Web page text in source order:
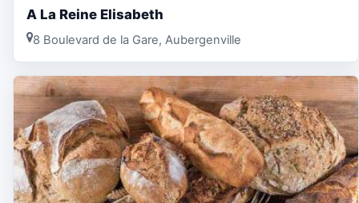
A La Reine Elisabeth
8 Boulevard de la Gare, Aubergenville